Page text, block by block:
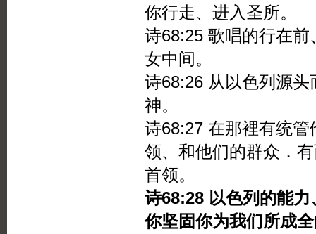
你行走、进入圣所。
诗68:25 歌唱的行在
女中间。
诗68:26 从以色列源
神。
诗68:27 在那裡有统
领、和他们的群众．
首领。
诗68:28 以色列的能
你坚固你为我们所成